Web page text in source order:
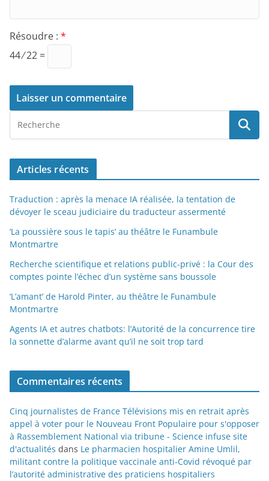
Résoudre : *
44 ⁄ 22 =
Articles récents
Traduction : après la menace IA réalisée, la tentation de
dévoyer le sceau judiciaire du traducteur assermenté
‘La poussière sous le tapis’ au théâtre le Funambule
Montmartre
Recherche scientifique et relations public-privé : la Cour des
comptes pointe l’échec d’un système sans boussole
‘L’amant’ de Harold Pinter, au théâtre le Funambule
Montmartre
Agents IA et autres chatbots: l’Autorité de la concurrence tire
la sonnette d’alarme avant qu’il ne soit trop tard
Commentaires récents
Cinq journalistes de France Télévisions mis en retrait après
appel à voter pour le Nouveau Front Populaire pour s'opposer
à Rassemblement National via tribune - Science infuse site
d'actualités dans Le pharmacien hospitalier Amine Umlil,
militant contre la politique vaccinale anti-Covid révoqué par
l’autorité administrative des praticiens hospitaliers